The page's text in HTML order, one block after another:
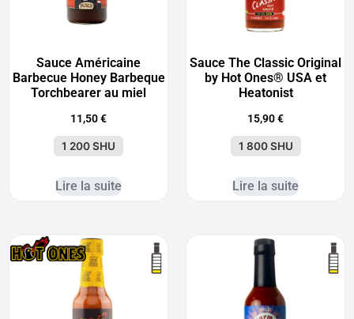
Sauce Américaine
Barbecue Honey Barbeque
Torchbearer au miel
11,50€
1 200 SHU
Lire la suite
Sauce The Classic Original
by Hot Ones® USA et
Heatonist
15,90€
1 800 SHU
Lire la suite